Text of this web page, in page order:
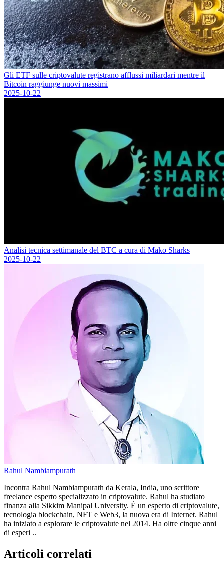
Gli ETF sulle criptovalute registrano afflussi miliardari mentre il
Bitcoin raggiunge nuovi massimi
2025-10-22
Analisi tecnica settimanale del BTC a cura di Mako Sharks
2025-10-22
Rahul Nambiampurath
Incontra Rahul Nambiampurath da Kerala, India, uno scrittore
freelance esperto specializzato in criptovalute. Rahul ha studiato
finanza alla Sikkim Manipal University. È un esperto di criptovalute,
tecnologia blockchain, NFT e Web3, la nuova era di Internet. Rahul
ha iniziato a esplorare le criptovalute nel 2014. Ha oltre cinque anni
di esperi ..
Articoli correlati